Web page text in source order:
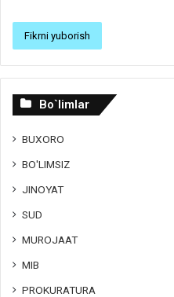
Bo`limlar
BUXORO
BO'LIMSIZ
JINOYAT
SUD
MUROJAAT
MIB
PROKURATURA